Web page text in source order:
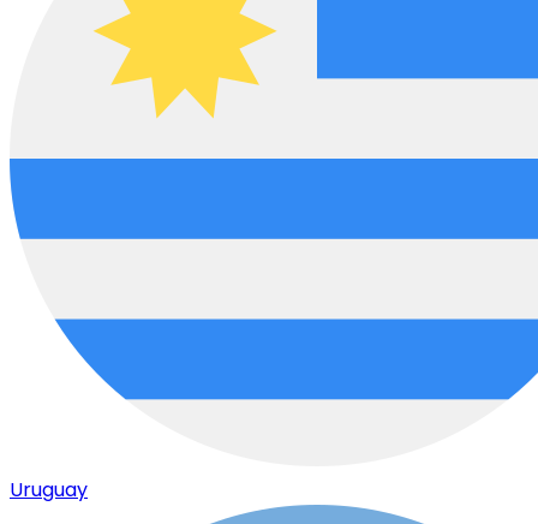
Uruguay